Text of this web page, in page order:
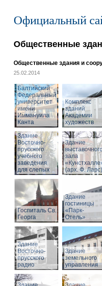
Официальный
Общественные
Общественные здания и
25.02.2014
Балтийский
Федеральный
университет
имени
Иммануила
Канта
Комплекс
зданий
Академии
художеств
Здание
Восточно-
прусского
учебного
заведения
для слепых
Здание
зала
(арх. Ф. Ларс)
Госпиталь Св.
Георга
Здание
гостиницы
«Парк-
Отель»
Здание
Восточно-
прусского
радио
Здание
земельного
управления